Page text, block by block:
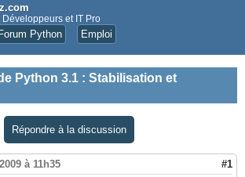
Développeurs et IT Pro
Forum Python Emploi
Python 3.1 : Stabilisation et
Répondre à la discussion
à 11h35 #1